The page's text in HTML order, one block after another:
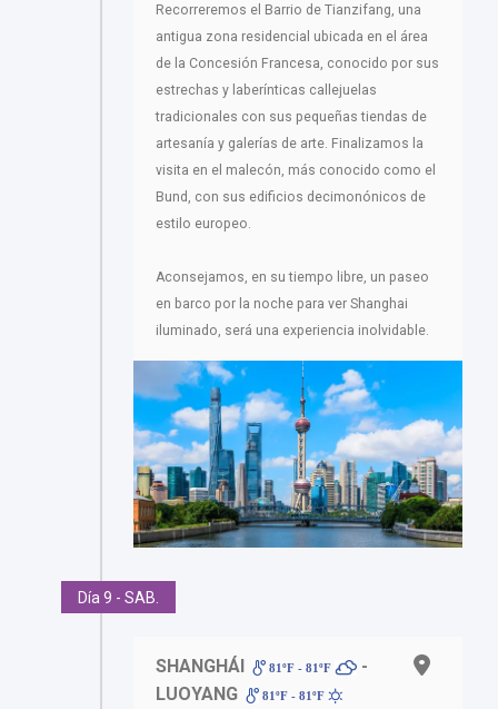
Recorreremos el Barrio de Tianzifang, una
antigua zona residencial ubicada en el área
de la Concesión Francesa, conocido por sus
estrechas y laberínticas callejuelas
tradicionales con sus pequeñas tiendas de
artesanía y galerías de arte. Finalizamos la
visita en el malecón, más conocido como el
Bund, con sus edificios decimonónicos de
estilo europeo.
Aconsejamos, en su tiempo libre, un paseo
en barco por la noche para ver Shanghai
iluminado, será una experiencia inolvidable.
Día 9 - SAB.
SHANGHÁI 81ºF - 81ºF
-
LUOYANG
81ºF - 81ºF